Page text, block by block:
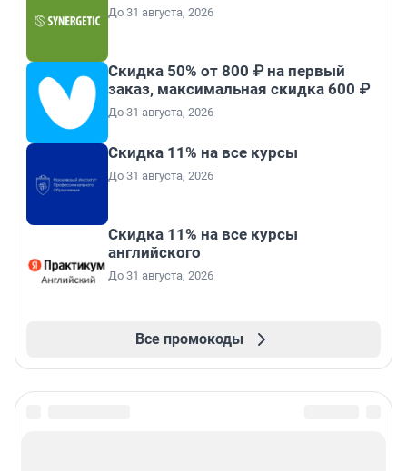
До 31 августа, 2026
Скидка 50% от 800 ₽ на первый
заказ, максимальная скидка 600 ₽
До 31 августа, 2026
Скидка 11% на все курсы
До 31 августа, 2026
Скидка 11% на все курсы
английского
До 31 августа, 2026
Все промокоды